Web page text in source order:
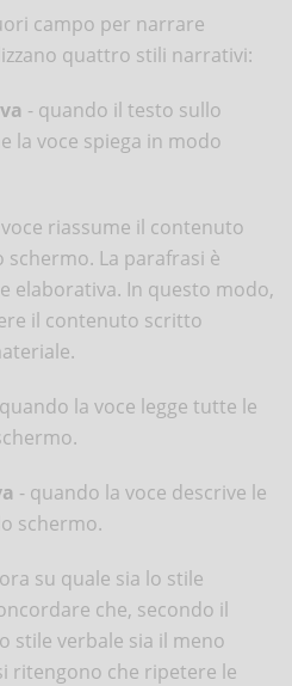
campo per narrare
quattro stili narrativi:
- quando il testo sullo
la voce spiega in modo
riassume il contenuto
La parafrasi è
elaborativa. In questo modo,
il contenuto scritto
la voce legge tutte le
- quando la voce descrive le
schermo.
su quale sia lo stile
che, secondo il
stile verbale sia il meno
ritengono che ripetere le